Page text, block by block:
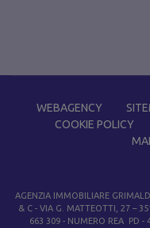
WEBAGENCY
COOKIE POLICY
AGENZIA IMMOBILIARE
& C - VIA G. MATTEOTTI, 27 –
663 309 - NUMERO REA PD -